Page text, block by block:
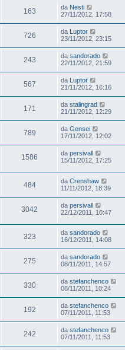
163 da Nesti
27/11/2012, 17:58
726 da Luptor
23/11/2012, 23:15
243 da sandorado
22/11/2012, 21:59
567 da Luptor
21/11/2012, 16:16
171 da stalingrad
21/11/2012, 12:29
789 da Gensei
17/11/2012, 12:02
1586 da persivall
15/11/2012, 17:25
484 da Crenshaw
11/11/2012, 18:39
3042 da persivall
22/12/2011, 10:47
323 da sandorado
16/12/2011, 14:08
275 da sandorado
08/11/2011, 14:57
330 da stefanchenco
08/11/2011, 10:24
192 da stefanchenco
07/11/2011, 11:53
242 da stefanchenco
07/11/2011, 11:53